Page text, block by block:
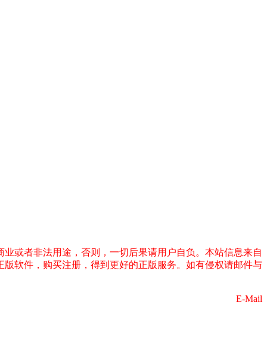
或者非法用途，否则，一切后果请用户自负。本站信息来自
软件，购买注册，得到更好的正版服务。如有侵权请邮件与
E-Mail